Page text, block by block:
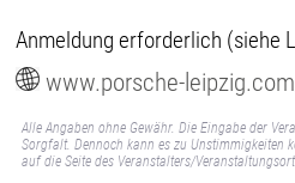
Anmeldung erforderlich (siehe
www.porsche-
Alle Angaben ohne Gewähr. Die Eingabe der
Sorgfalt. Dennoch kann es zu Unstimmigkeiten
auf die Seite des Veranstalters/